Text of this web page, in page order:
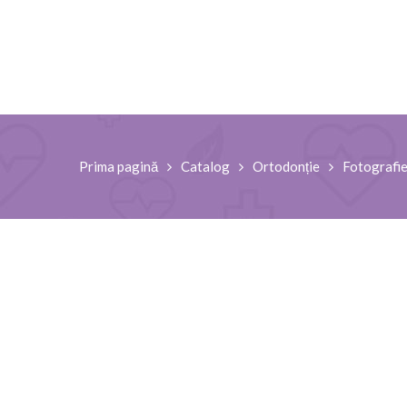
Prima pagină Catalog Ortodonție Fotografie